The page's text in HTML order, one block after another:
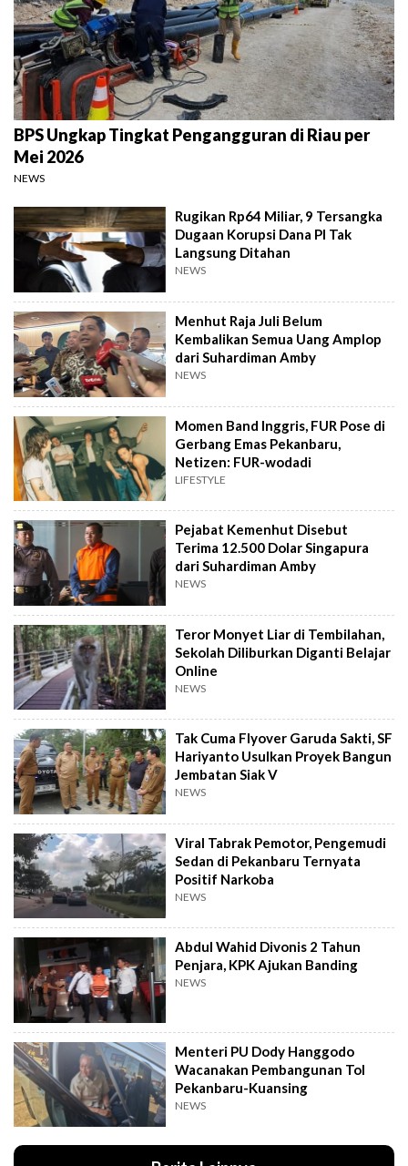
BPS Ungkap Tingkat Pengangguran di Riau per
Mei 2026
NEWS
Rugikan Rp64 Miliar, 9 Tersangka
Dugaan Korupsi Dana PI Tak
Langsung Ditahan
NEWS
Menhut Raja Juli Belum
Kembalikan Semua Uang Amplop
dari Suhardiman Amby
NEWS
Momen Band Inggris, FUR Pose di
Gerbang Emas Pekanbaru,
Netizen: FUR-wodadi
LIFESTYLE
Pejabat Kemenhut Disebut
Terima 12.500 Dolar Singapura
dari Suhardiman Amby
NEWS
Teror Monyet Liar di Tembilahan,
Sekolah Diliburkan Diganti Belajar
Online
NEWS
Tak Cuma Flyover Garuda Sakti, SF
Hariyanto Usulkan Proyek Bangun
Jembatan Siak V
NEWS
Viral Tabrak Pemotor, Pengemudi
Sedan di Pekanbaru Ternyata
Positif Narkoba
NEWS
Abdul Wahid Divonis 2 Tahun
Penjara, KPK Ajukan Banding
NEWS
Menteri PU Dody Hanggodo
Wacanakan Pembangunan Tol
Pekanbaru-Kuansing
NEWS